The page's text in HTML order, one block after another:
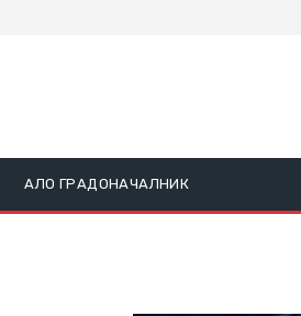
АЛО ГРАДОНАЧАЛНИК